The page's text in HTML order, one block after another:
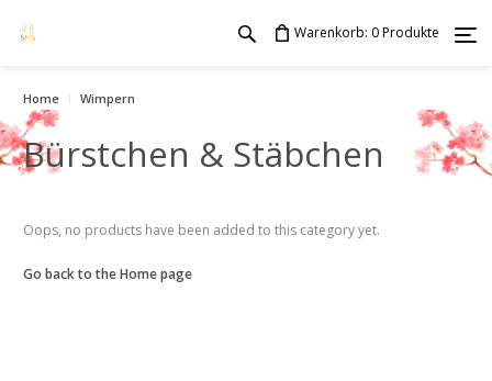
Warenkorb: 0Produkte
Home Wimpern
Bürstchen & Stäbchen
Oops, no products have been added to this category yet.
Go back to the Home page